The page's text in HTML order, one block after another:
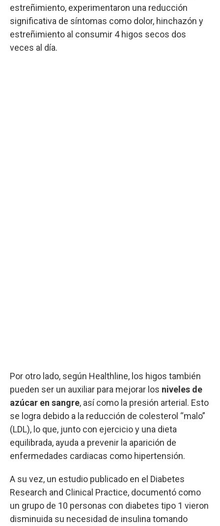
estreñimiento, experimentaron una reducción
significativa de síntomas como dolor, hinchazón y
estreñimiento al consumir 4 higos secos dos
veces al día.
Por otro lado, según Healthline, los higos también
pueden ser un auxiliar para mejorar los niveles de
azúcar en sangre, así como la presión arterial. Esto
se logra debido a la reducción de colesterol “malo”
(LDL), lo que, junto con ejercicio y una dieta
equilibrada, ayuda a prevenir la aparición de
enfermedades cardiacas como hipertensión.
A su vez, un estudio publicado en el Diabetes
Research and Clinical Practice, documentó como
un grupo de 10 personas con diabetes tipo 1 vieron
disminuida su necesidad de insulina tomando